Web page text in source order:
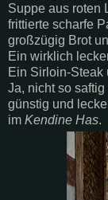
Suppe aus roten
frittierte scharfe
großzügig Brot
Ein wirklich
Ein Sirloin-Steak
Ja, nicht so
günstig und
im Kendine Has.